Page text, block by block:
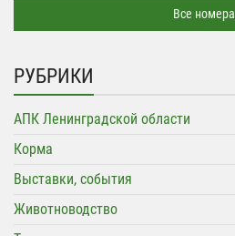
Все номера
РУБРИКИ
АПК Ленинградской области
Корма
Выставки, события
Животноводство